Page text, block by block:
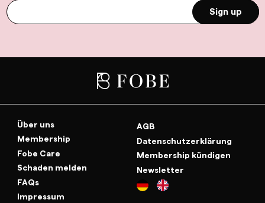
Sign up
Über uns
Membership
Fobe Care
Schaden melden
FAQs
Impressum
AGB
Datenschutzerklärung
Membership kündigen
Newsletter